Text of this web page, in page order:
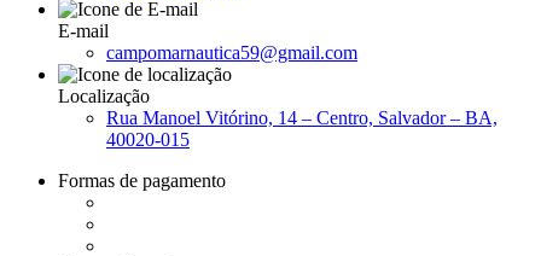
E-mail
campomarnautica59@gmail.com
Localização
Rua Manoel Vitórino, 14 – Centro, Salvador – BA,
40020-015
Formas de pagamento